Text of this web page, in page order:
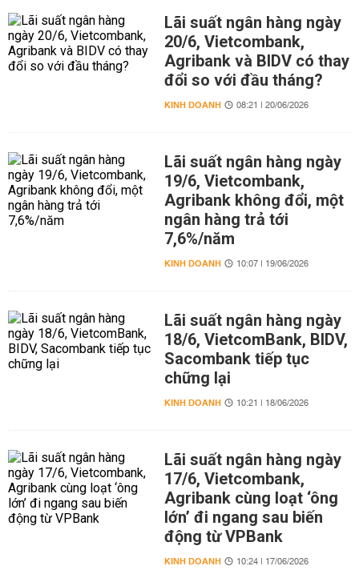
Lãi suất ngân hàng ngày
20/6, Vietcombank,
Agribank và BIDV có thay
đổi so với đầu tháng?
KINH DOANH 08:21 | 20/06/2026
Lãi suất ngân hàng ngày
19/6, Vietcombank,
Agribank không đổi, một
ngân hàng trả tới
7,6%/năm
KINH DOANH 10:07 | 19/06/2026
Lãi suất ngân hàng ngày
18/6, VietcomBank, BIDV,
Sacombank tiếp tục
chững lại
KINH DOANH 10:21 | 18/06/2026
Lãi suất ngân hàng ngày
17/6, Vietcombank,
Agribank cùng loạt ‘ông
lớn’ đi ngang sau biến
động từ VPBank
KINH DOANH 10:24 | 17/06/2026